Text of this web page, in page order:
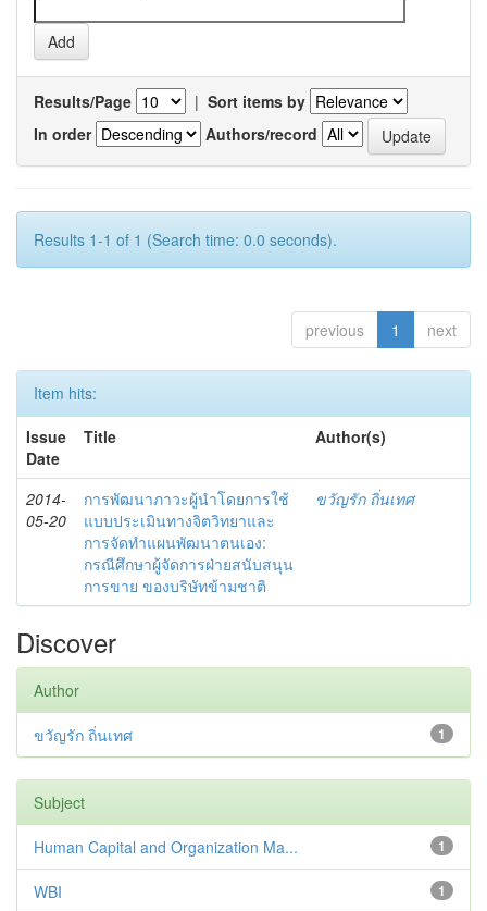
Results/Page | Sort items by
In order
Authors/record
Results 1-1 of 1 (Search time: 0.0 seconds).
previous 1 next
Item hits:
Issue
Date
Title Author(s)
2014-
05-20
การพัฒนาภาวะผู้นำโดยการใช้
แบบประเมินทางจิตวิทยาและ
การจัดทำแผนพัฒนาตนเอง:
กรณีศึกษาผู้จัดการฝ่ายสนับสนุน
การขาย ของบริษัทข้ามชาติ
ขวัญรัก ถิ่นเทศ
Discover
Author
1
ขวัญรัก ถิ่นเทศ
Subject
1
Human Capital and Organization Ma...
1
WBI